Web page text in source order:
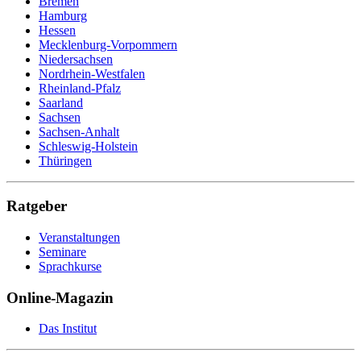
Postbote
Programmierer
Psychotherapeut
Raumausstatter
Rechtsanwaltsfachangestellte
Reiseverkehrskauffrau
Rettungssanitäter
Sachbearbeiter
Schneiderin
Schornsteinfeger
Schreiner
Straßenbahnfahrer
Sozialarbeiter
Sozialassistent
Soziale Berufe
Sozialpädagoge
Sozialversicherungsfachangestellte
Speditionskaufmann
Sport- und Fitnesskaufmann
Steuerfachangestellte
Hamburg
Hessen
Mecklenburg-Vorpommern
Niedersachsen
Nordrhein-Westfalen
Rheinland-Pfalz
Saarland
Sachsen
Sachsen-Anhalt
Schleswig-Holstein
Thüringen
Ratgeber
Veranstaltungen
Seminare
Sprachkurse
Online-Magazin
Das Institut